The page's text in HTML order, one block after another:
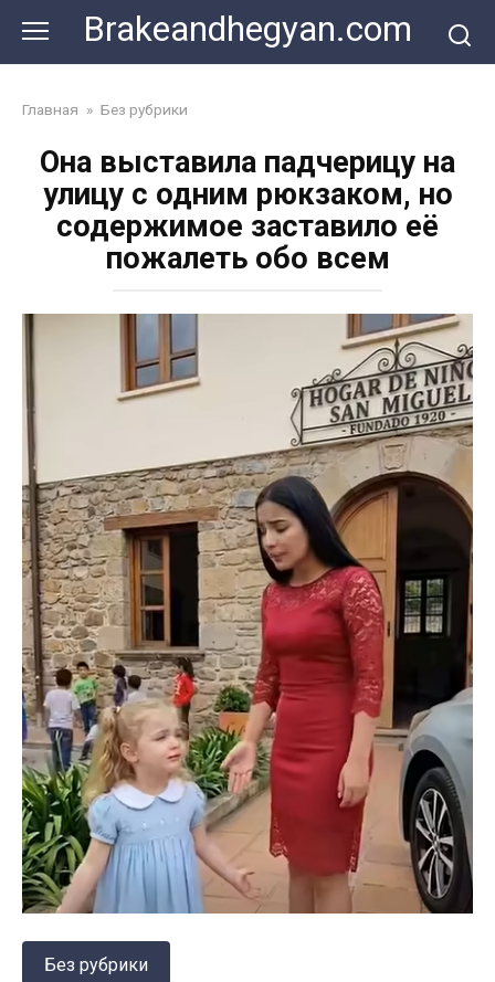
content
Brakeandhegyan.com
Главная » Без рубрики
Она выставила падчерицу на
улицу с одним рюкзаком, но
содержимое заставило её
пожалеть обо всем
Без рубрики